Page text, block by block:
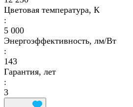
Цветовая температура, К
:
5 000
Энергоэффективность, лм/Вт
:
143
Гарантия, лет
:
3